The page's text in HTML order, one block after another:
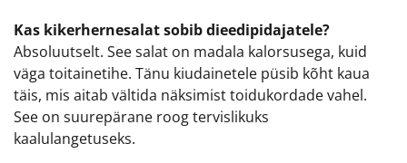
Kas kikerhernesalat sobib dieedipidajatele?
Absoluutselt. See salat on madala kalorsusega, kuid
väga toitainetihe. Tänu kiudainetele püsib kõht kaua
täis, mis aitab vältida näksimist toidukordade vahel.
See on suurepärane roog tervislikuks
kaalulangetuseks.